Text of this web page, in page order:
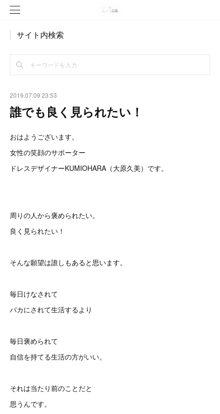
サイト内検索
2019.07.09 23:53
誰でも良く見られたい！
おはようございます。
女性の笑顔のサポーター
ドレスデザイナーKUMIOHARA（大原久美）です。
周りの人から褒められたい。
良く見られたい！
そんな願望は誰しもあると思います。
毎日けなされて
バカにされて生活するより
毎日褒められて
自信を持てる生活の方がいい。
それは当たり前のことだと
思うんです。